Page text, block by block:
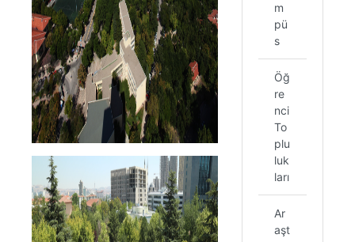
m
pü
s
Öğ
re
nci
To
plu
luk
ları
Ar
aşt